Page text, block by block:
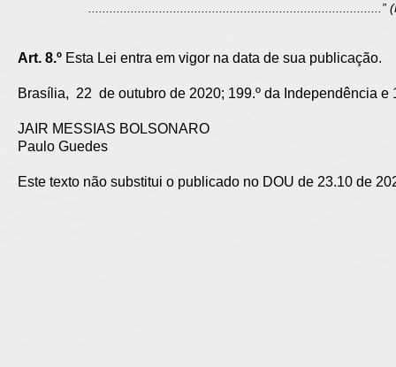
...................................................................................”
Art. 8.º Esta Lei entra em vigor na data de sua publicação.
Brasília, 22 de outubro de 2020; 199.º da Independência e
JAIR MESSIAS BOLSONARO
Paulo Guedes
Este texto não substitui o publicado no DOU de 23.10 de